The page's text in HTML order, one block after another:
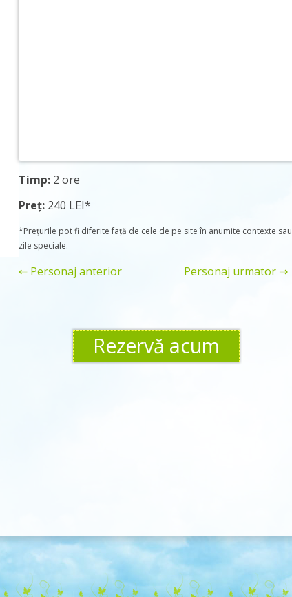
Timp: 2 ore
Preț: 240 LEI*
*Prețurile pot fi diferite față de cele de pe site în anumite contexte sau
zile speciale.
Rezervă acum
⇐ Personaj anterior Personaj urmator ⇒